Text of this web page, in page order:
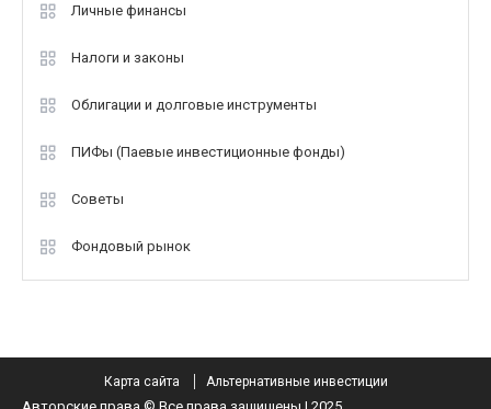
Личные финансы
Налоги и законы
Облигации и долговые инструменты
ПИФы (Паевые инвестиционные фонды)
Советы
Фондовый рынок
Карта сайта Альтернативные инвестиции